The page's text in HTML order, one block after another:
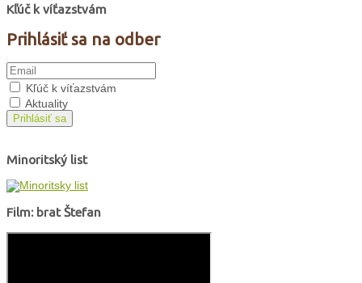
Kľúč k víťazstvám
Prihlásiť sa na odber
Kľúč k víťazstvám
Aktuality
Prihlásiť sa
Minoritský list
Film: brat Štefan